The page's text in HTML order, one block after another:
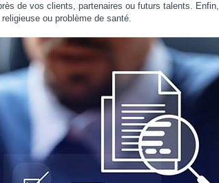
de vos clients, partenaires ou futurs talents.
ou problème de santé.